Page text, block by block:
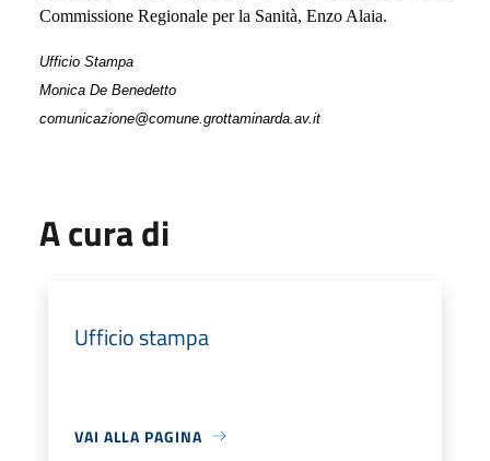
Commissione Regionale per la Sanità, Enzo Alaia.
Ufficio Stampa
Monica De Benedetto
comunicazione@comune.grottaminarda.av.it
A cura di
Ufficio stampa
VAI ALLA PAGINA